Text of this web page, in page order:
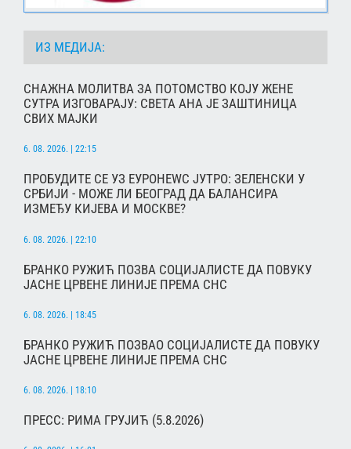
ИЗ МЕДИЈА:
СНАЖНА МОЛИТВА ЗА ПОТОМСТВО КОЈУ ЖЕНЕ
СУТРА ИЗГОВАРАЈУ: СВЕТА АНА ЈЕ ЗАШТИНИЦА
СВИХ МАЈКИ
6. 08. 2026. | 22:15
ПРОБУДИТЕ СЕ УЗ ЕУРОНЕWС ЈУТРО: ЗЕЛЕНСКИ У
СРБИЈИ - МОЖЕ ЛИ БЕОГРАД ДА БАЛАНСИРА
ИЗМЕЂУ КИЈЕВА И МОСКВЕ?
6. 08. 2026. | 22:10
БРАНКО РУЖИЋ ПОЗВА СОЦИЈАЛИСТЕ ДА ПОВУКУ
ЈАСНЕ ЦРВЕНЕ ЛИНИЈЕ ПРЕМА СНС
6. 08. 2026. | 18:45
БРАНКО РУЖИЋ ПОЗВАО СОЦИЈАЛИСТЕ ДА ПОВУКУ
ЈАСНЕ ЦРВЕНЕ ЛИНИЈЕ ПРЕМА СНС
6. 08. 2026. | 18:10
ПРЕСС: РИМА ГРУЈИЋ (5.8.2026)